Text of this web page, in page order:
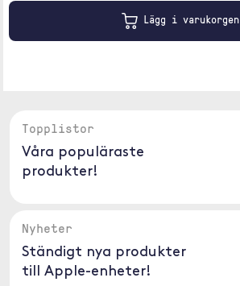
Lägg i varukorgen
Topplistor
Våra populäraste
produkter!
Nyheter
Ständigt nya produkter
till Apple-enheter!